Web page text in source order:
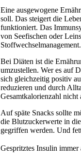
Eine ausgewogene
soll. Das steigert die
funktioniert. Das
von Seefischen oder
Bei Diäten ist die
umzustellen. Wer es auf
sich gleichzeitig positiv
reduzieren und durch
Gesamtkalorienzahl nicht
Auf späte Snacks sollte
die Blutzuckerwerte in
gegriffen werden. Und
Gespritztes Insulin immer